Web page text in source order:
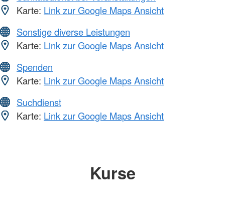
Karte: Link zur Google Maps Ansicht
Sonstige diverse Leistungen
Karte: Link zur Google Maps Ansicht
Spenden
Karte: Link zur Google Maps Ansicht
Suchdienst
Karte: Link zur Google Maps Ansicht
Kurse